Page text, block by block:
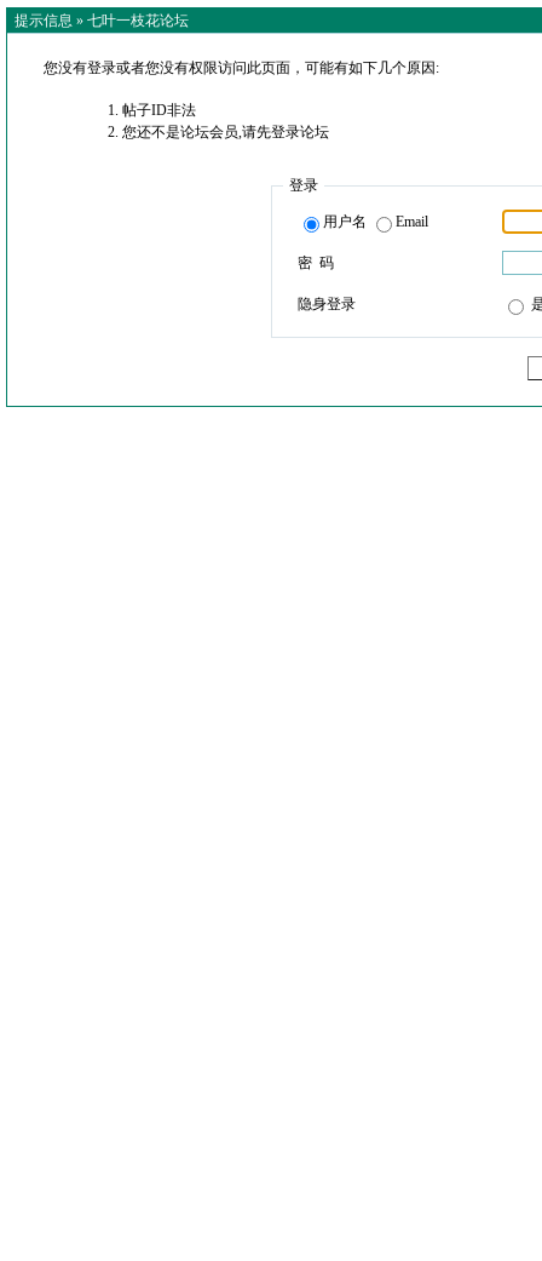
提示信息 » 七叶一枝花论坛
您没有登录或者您没有权限访问此页面，可能有如下几个原因:
帖子ID非法
您还不是论坛会员,请先登录论坛
登录
用户名 Email
密 码
隐身登录